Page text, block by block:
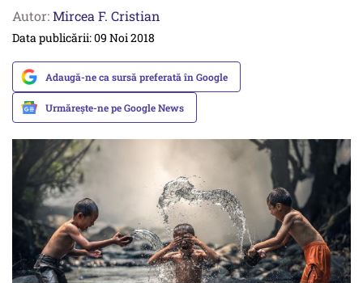
Autor:Mircea F. Cristian
Data publicării: 09 Noi 2018
Adaugă-ne ca sursă preferată în Google
Urmărește-ne pe Google News